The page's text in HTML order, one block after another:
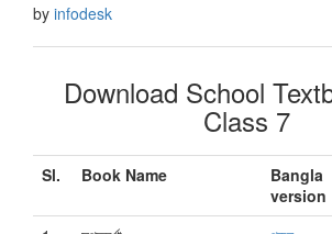
by infodesk
Download School
Class 7
Sl. Book Name
Bangla
version